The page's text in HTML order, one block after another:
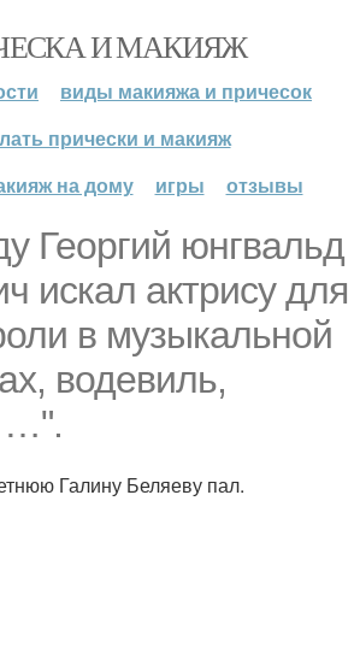
И МАКИЯЖ
виды макияжа и причесок
прически и макияж
на дому
игры отзывы
Георгий юнгвальд
искал актрису для
в музыкальной
водевиль,
…".
Галину Беляеву пал.